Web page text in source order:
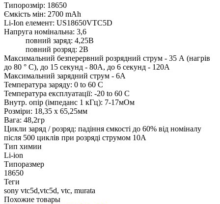
Типорозмір: 18650
Ємкість мін: 2700 mAh
Li-Ion елемент: US18650VTC5D
Напруга номінальна: 3,6
повний заряд: 4,25В
повний розряд: 2В
Максимальний безперервний розрядний струм - 35 А (нагрів
до 80 ° С), до 15 секунд - 80А, до 6 секунд - 120А
Максимальний зарядний струм - 6А
Температура заряду: 0 to 60 C
Температура експлуатації: -20 to 60 C
Внутр. опір (імпеданс 1 кГц): 7-17мОм
Розміри: 18,35 х 65,25мм
Вага: 48,2гр
Цикли заряд / розряд: падіння ємкості до 60% від номіналу
після 500 циклів при розряді струмом 10А
Тип химии
Li-ion
Типоразмер
18650
Теги
sony vtc5d,vtc5d, vtc, murata
Похожие товары